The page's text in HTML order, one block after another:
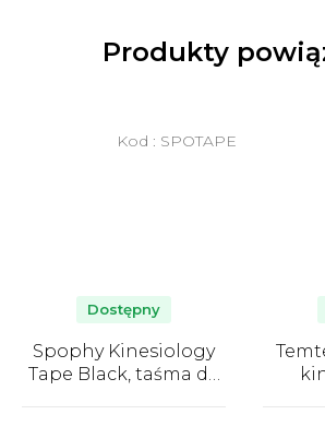
Produkty
Spophy Kinesiology
Tape Black, taśma do
Dostępny
Kod : SPOTAPE